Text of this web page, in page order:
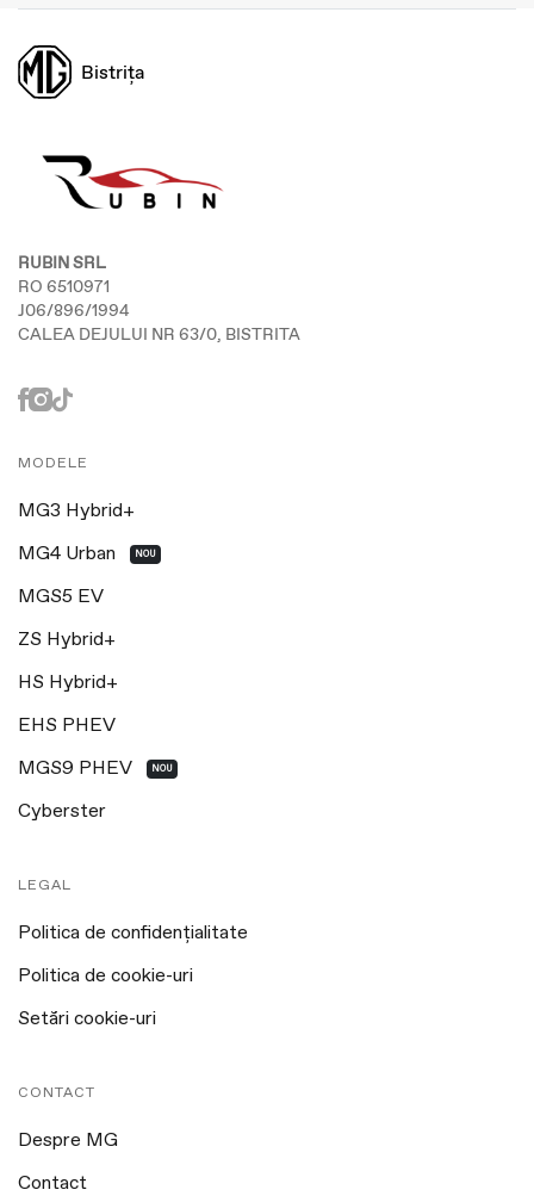
Bistrița
RUBIN SRL
RO 6510971
J06/896/1994
CALEA DEJULUI NR 63/0, BISTRITA
MODELE
MG3 Hybrid+
MG4 Urban NOU
MGS5 EV
ZS Hybrid+
HS Hybrid+
EHS PHEV
MGS9 PHEV NOU
Cyberster
LEGAL
Politica de confidențialitate
Politica de cookie-uri
Setări cookie-uri
CONTACT
Despre MG
Contact